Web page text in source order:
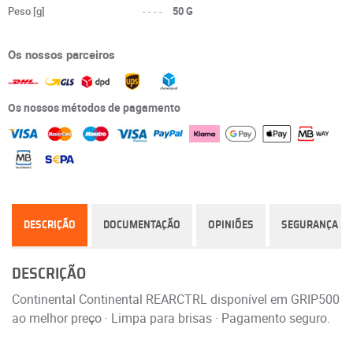
Peso [g]
---- 50 G
Os nossos parceiros
Os nossos métodos de pagamento
DESCRIÇÃO DOCUMENTAÇÃO OPINIÕES SEGURANÇA
DESCRIÇÃO
Continental Continental REARCTRL disponível em GRIP500
ao melhor preço · Limpa para brisas · Pagamento seguro.